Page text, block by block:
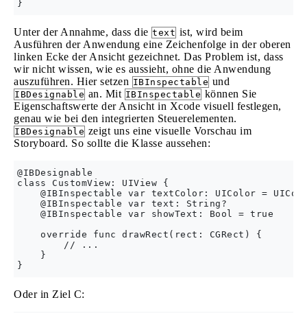
Unter der Annahme, dass die text ist, wird beim
Ausführen der Anwendung eine Zeichenfolge in der oberen
linken Ecke der Ansicht gezeichnet. Das Problem ist, dass
wir nicht wissen, wie es aussieht, ohne die Anwendung
auszuführen. Hier setzen IBInspectable und
IBDesignable an. Mit IBInspectable können Sie
Eigenschaftswerte der Ansicht in Xcode visuell festlegen,
genau wie bei den integrierten Steuerelementen.
IBDesignable zeigt uns eine visuelle Vorschau im
Storyboard. So sollte die Klasse aussehen:
@IBDesignable
class CustomView: UIView {
@IBInspectable var textColor: UIColor =
    @IBInspectable var text: String?
    @IBInspectable var showText: Bool = true
    override func drawRect(rect: CGRect) {
        // ...
    }
Oder in Ziel C: